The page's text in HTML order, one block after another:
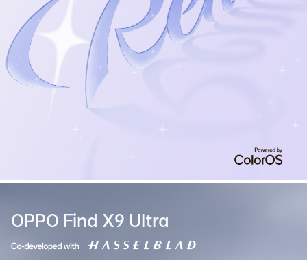
OPPO Find X9 Ultra